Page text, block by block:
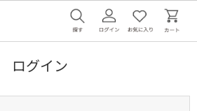
ログイン